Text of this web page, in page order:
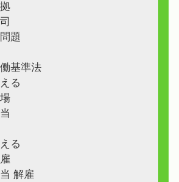
題
基準法
る
る
解雇